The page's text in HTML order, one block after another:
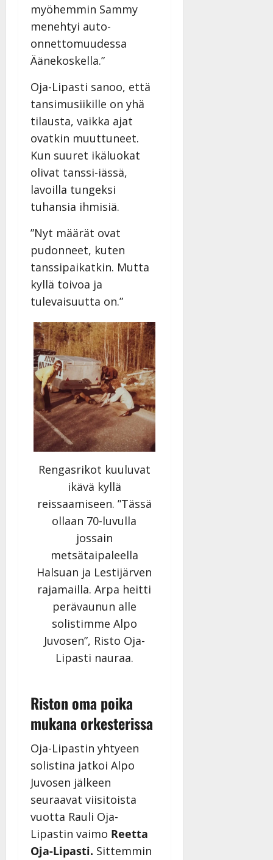
myöhemmin Sammy
menehtyi auto-
onnettomuudessa
Äänekoskella.”
Oja-Lipasti sanoo, että
tansimusiikille on yhä
tilausta, vaikka ajat
ovatkin muuttuneet.
Kun suuret ikäluokat
olivat tanssi-iässä,
lavoilla tungeksi
tuhansia ihmisiä.
”Nyt määrät ovat
pudonneet, kuten
tanssipaikatkin. Mutta
kyllä toivoa ja
tulevaisuutta on.”
Rengasrikot kuuluvat
ikävä kyllä
reissaamiseen. ”Tässä
ollaan 70-luvulla
jossain
metsätaipaleella
Halsuan ja Lestijärven
rajamailla. Arpa heitti
perävaunun alle
solistimme Alpo
Juvosen”, Risto Oja-
Lipasti nauraa.
Riston oma poika
mukana orkesterissa
Oja-Lipastin yhtyeen
solistina jatkoi Alpo
Juvosen jälkeen
seuraavat viisitoista
vuotta Rauli Oja-
Lipastin vaimo Reetta
Oja-Lipasti. Sittemmin